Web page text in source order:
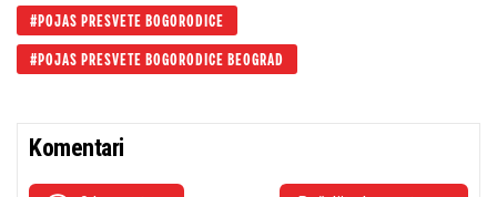
POJAS PRESVETE BOGORODICE
POJAS PRESVETE BOGORODICE BEOGRAD
Komentari